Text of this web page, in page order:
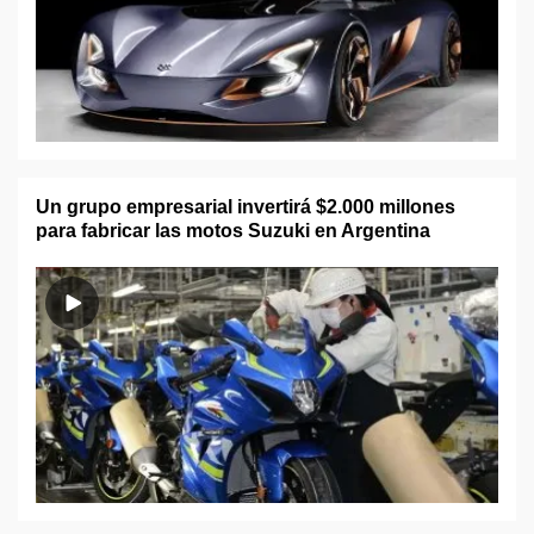
Un grupo empresarial invertirá $2.000 millones
para fabricar las motos Suzuki en Argentina